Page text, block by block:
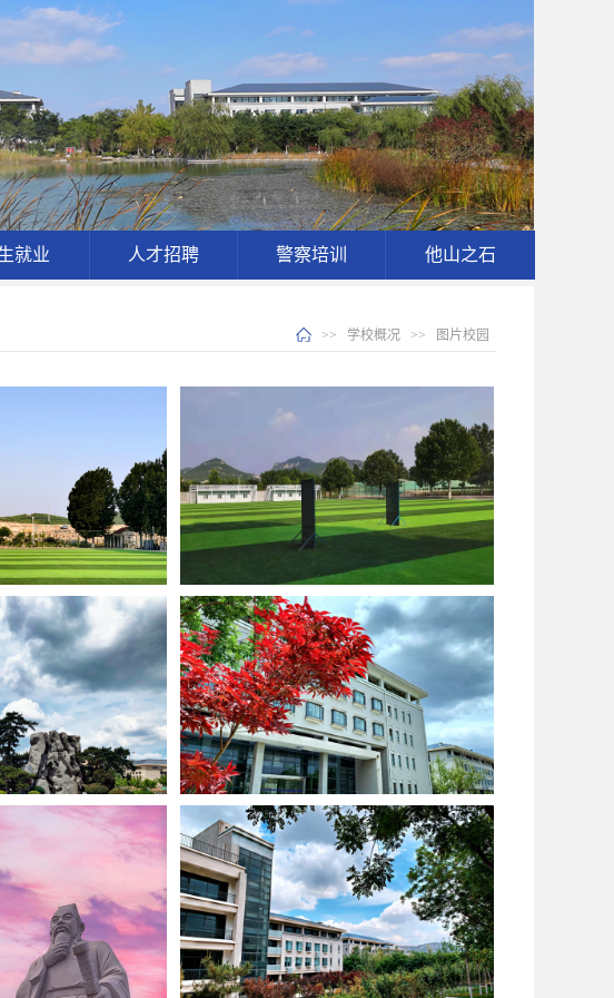
就业 人才招聘 警察培训 他山之石
>> 学校概况 >> 图片校园